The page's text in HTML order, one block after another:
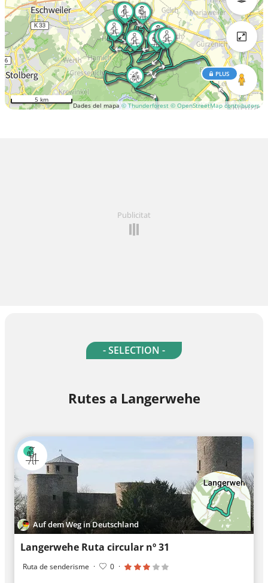
Dades del mapa© Thunderforest © OpenStreetMap contributors
PLUS
5 km
Publicitat
- SELECTION -
Rutes a Langerwehe
Auf dem Weg in Deutschland
Langerwehe Ruta circular nº 31
Ruta de senderisme · 0 ·